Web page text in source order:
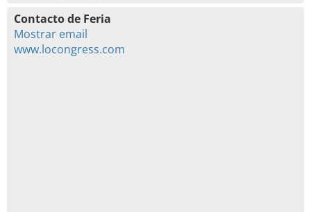
Contacto de Feria
Mostrar email
www.locongress.com